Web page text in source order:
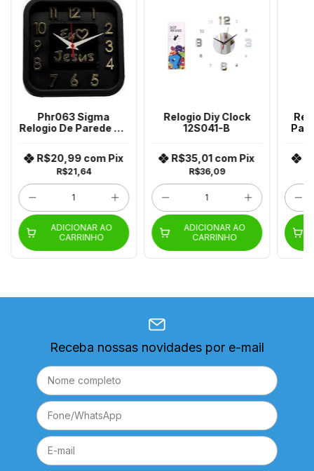
Phr063 Sigma
Relogio De Parede 3D
R$21,64
R$20,99 com Pix
ADICIONAR AO
CARRINHO
Relogio Diy Clock
12S041-B
R$36,09
R$35,01 com Pix
ADICIONAR AO
CARRINHO
Receba nossas novidades por e-mail